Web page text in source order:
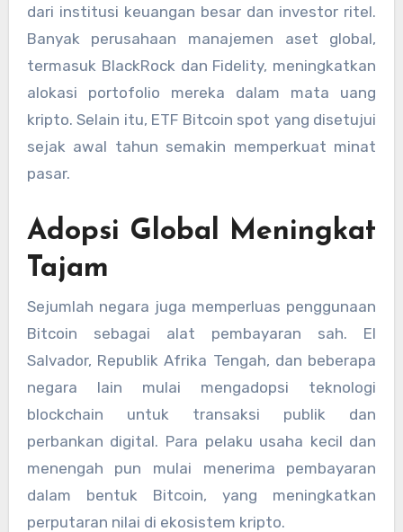
dari institusi keuangan besar dan investor ritel.
Banyak perusahaan manajemen aset global,
termasuk BlackRock dan Fidelity, meningkatkan
alokasi portofolio mereka dalam mata uang
kripto. Selain itu, ETF Bitcoin spot yang disetujui
sejak awal tahun semakin memperkuat minat
pasar.
Adopsi Global Meningkat
Tajam
Sejumlah negara juga memperluas penggunaan
Bitcoin sebagai alat pembayaran sah. El
Salvador, Republik Afrika Tengah, dan beberapa
negara lain mulai mengadopsi teknologi
blockchain untuk transaksi publik dan
perbankan digital. Para pelaku usaha kecil dan
menengah pun mulai menerima pembayaran
dalam bentuk Bitcoin, yang meningkatkan
perputaran nilai di ekosistem kripto.